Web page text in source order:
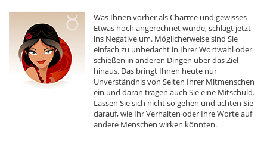
Was Ihnen vorher als Charme und gewisses
Etwas hoch angerechnet wurde, schlägt jetzt
ins Negative um. Möglicherweise sind Sie
einfach zu unbedacht in Ihrer Wortwahl oder
schießen in anderen Dingen über das Ziel
hinaus. Das bringt Ihnen heute nur
Unverständnis von Seiten Ihrer Mitmenschen
ein und daran tragen auch Sie eine Mitschuld.
Lassen Sie sich nicht so gehen und achten Sie
darauf, wie Ihr Verhalten oder Ihre Worte auf
andere Menschen wirken könnten.